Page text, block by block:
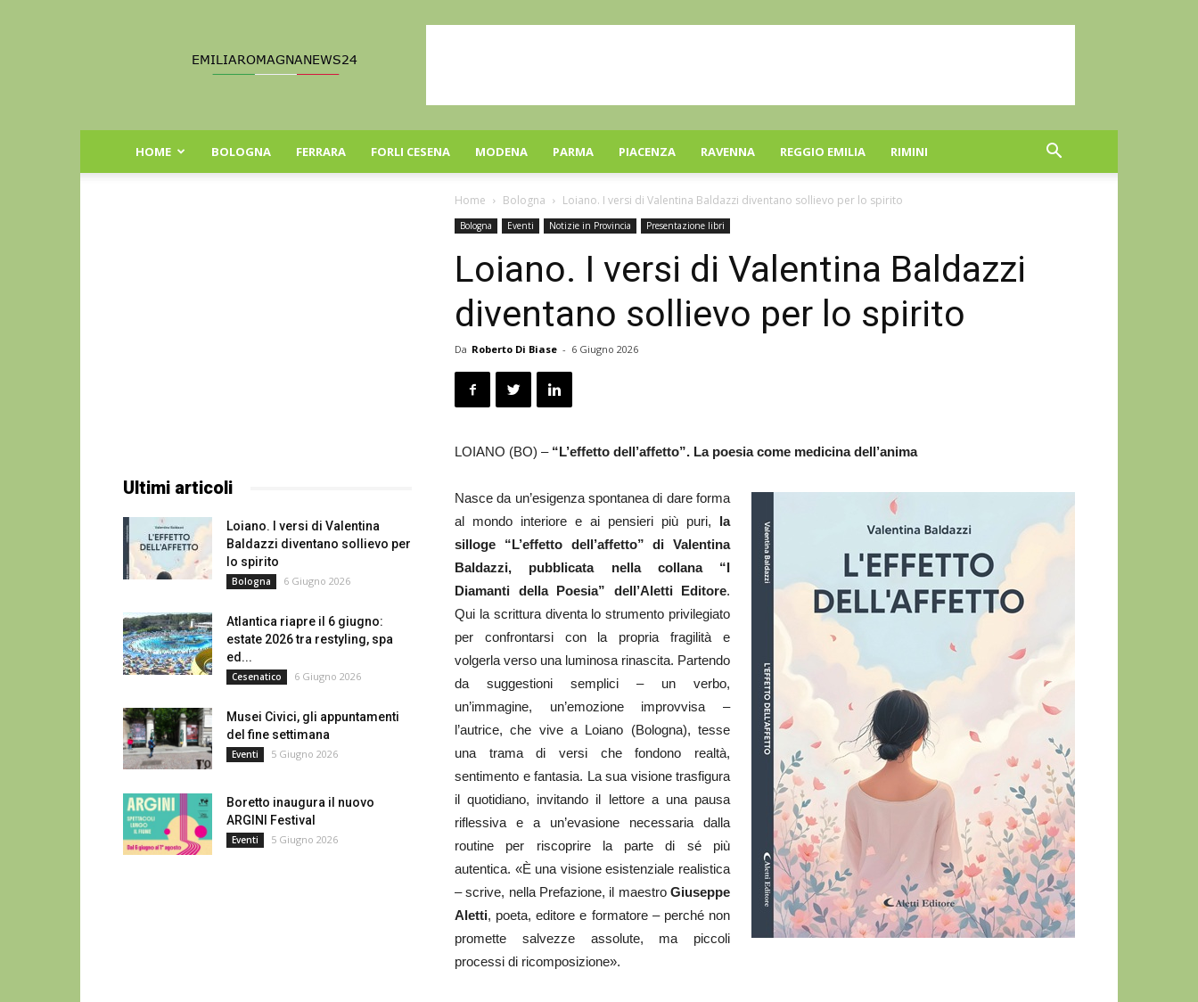
Romagna
HOME BOLOGNA FERRARA FORLI CESENA MODENA PARMA PIACENZA RAVENNA REGGIO EMILIA RIMINI
Home Bologna Loiano. I versi di Valentina Baldazzi diventano sollievo per lo spirito
Bologna Eventi Notizie in Provincia Presentazione libri
Loiano. I versi di Valentina Baldazzi
diventano sollievo per lo spirito
Da Roberto Di Biase - 6 Giugno 2026
LOIANO (BO) – “L’effetto dell’affetto”. La poesia come medicina dell’anima
Nasce da un’esigenza spontanea di dare forma
al mondo interiore e ai pensieri più puri, la
silloge “L’effetto dell’affetto” di Valentina
Baldazzi, pubblicata nella collana “I
Diamanti della Poesia” dell’Aletti Editore.
Qui la scrittura diventa lo strumento privilegiato
per confrontarsi con la propria fragilità e
volgerla verso una luminosa rinascita. Partendo
da suggestioni semplici – un verbo,
un’immagine, un’emozione improvvisa –
l’autrice, che vive a Loiano (Bologna), tesse
una trama di versi che fondono realtà,
sentimento e fantasia. La sua visione trasfigura
il quotidiano, invitando il lettore a una pausa
riflessiva e a un’evasione necessaria dalla
routine per riscoprire la parte di sé più
autentica. «È una visione esistenziale realistica
– scrive, nella Prefazione, il maestro Giuseppe
Aletti, poeta, editore e formatore – perché non
promette salvezze assolute, ma piccoli
processi di ricomposizione».
Ultimi articoli
Loiano. I versi di Valentina
Baldazzi diventano sollievo per
lo spirito
Bologna 6 Giugno 2026
Atlantica riapre il 6 giugno:
estate 2026 tra restyling, spa
ed...
Cesenatico 6 Giugno 2026
Musei Civici, gli appuntamenti
del fine settimana
Eventi 5 Giugno 2026
Boretto inaugura il nuovo
ARGINI Festival
Eventi 5 Giugno 2026